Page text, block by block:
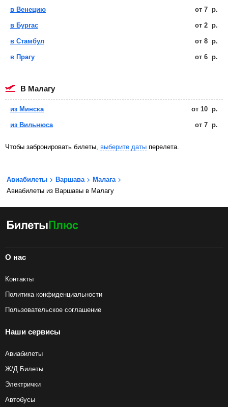
в Венецию от 7 р.
в Бургас от 2 р.
в Стамбул от 8 р.
в Прагу от 6 р.
в Малагу
из Минска от 10 р.
из Вильнюса от 7 р.
Чтобы забронировать билеты, выберите даты перелета.
Авиабилеты Варшава
Малага
Авиабилеты из Варшавы в Малагу
О нас
Контакты
Политика конфиденциальности
Пользовательское соглашение
Наши сервисы
Авиабилеты
Ж/Д Билеты
Электрички
Автобусы